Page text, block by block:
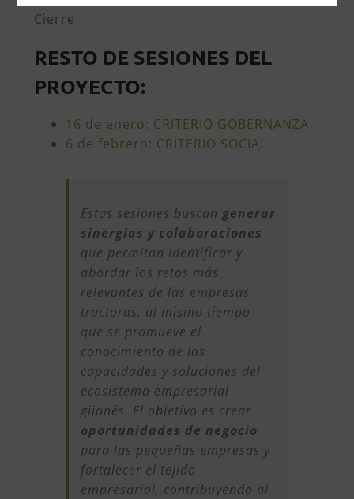
Cierre
RESTO DE SESIONES DEL
PROYECTO:
16 de enero: CRITERIO GOBERNANZA
6 de febrero: CRITERIO SOCIAL
Estas sesiones buscan generar
sinergias y colaboraciones
que permitan identificar y
abordar los retos más
relevantes de las empresas
tractoras, al mismo tiempo
que se promueve el
conocimiento de las
capacidades y soluciones del
ecosistema empresarial
gijonés. El objetivo es crear
oportunidades de negocio
para las pequeñas empresas y
fortalecer el tejido
empresarial, contribuyendo al